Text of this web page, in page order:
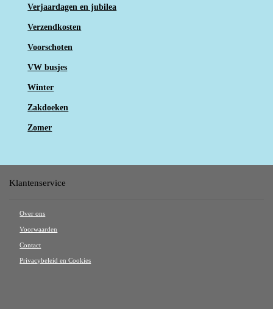
Verjaardagen en jubilea
Verzendkosten
Voorschoten
VW busjes
Winter
Zakdoeken
Zomer
Klantenservice
Over ons
Voorwaarden
Contact
Privacybeleid en Cookies